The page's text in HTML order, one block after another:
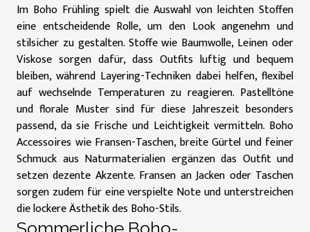
Im Boho Frühling spielt die Auswahl von leichten Stoffen
eine entscheidende Rolle, um den Look angenehm und
stilsicher zu gestalten. Stoffe wie Baumwolle, Leinen oder
Viskose sorgen dafür, dass Outfits luftig und bequem
bleiben, während Layering-Techniken dabei helfen, flexibel
auf wechselnde Temperaturen zu reagieren. Pastelltöne
und florale Muster sind für diese Jahreszeit besonders
passend, da sie Frische und Leichtigkeit vermitteln. Boho
Accessoires wie Fransen-Taschen, breite Gürtel und feiner
Schmuck aus Naturmaterialien ergänzen das Outfit und
setzen dezente Akzente. Fransen an Jacken oder Taschen
sorgen zudem für eine verspielte Note und unterstreichen
die lockere Ästhetik des Boho-Stils.
Sommerliche Boho-